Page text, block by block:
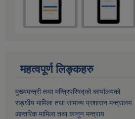
महत्वपूर्ण लिङ्कहरु
मुख्यमन्त्री तथा मन्त्रिपरिषद्को कार्यालयको
सङ्घीय मामिला तथा सामान्य प्रशासन मन्त्रालय
आन्तरिक मामिला तथा कानून मन्त्राय